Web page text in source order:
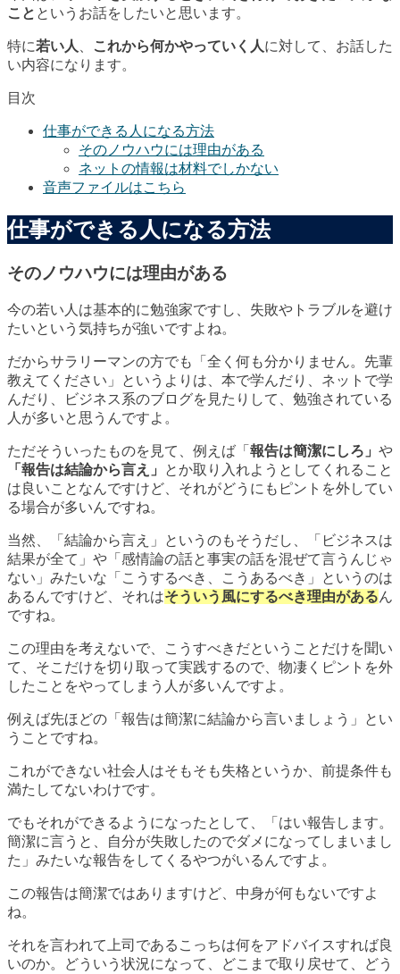
こと というお話をしたいと思います。
特に若い人 これから何かやっていく人に対して、お話した
い内容になります。
目次
仕事ができる人になる方法
そのノウハウには理由がある
ネットの情報は材料でしかない
音声ファイルはこちら
仕事ができる人になる方法
そのノウハウには理由がある
今の若い人は基本的に勉強家ですし、失敗やトラブルを避け
たいという気持ちが強いですよね。
だからサラリーマンの方でも「全く何も分かりません。先輩
教えてください」というよりは、本で学んだり、ネットで学
んだり、ビジネス系のブログを見たりして、勉強されている
人が多いと思うんですよ。
ただそういったものを見て、例えば「 報告は簡潔にしろ」 や
「報告は結論から言え」
とか取り入れようとしてくれること
は良いことなんですけど、それがどうにもピントを外してい
る場合が多いんですね。
当然、「結論から言え」というのもそうだし、「ビジネスは
結果が全て」や「感情論の話と事実の話を混ぜて言うんじゃ
ない」みたいな「こうするべき、こうあるべき」というのは
あるんですけど、それはそういう風にするべき理由があるん
ですね。
この理由を考えないで、こうすべきだということだけを聞い
て、そこだけを切り取って実践するので、物凄くピントを外
したことをやってしまう人が多いんですよ。
例えば先ほどの「報告は簡潔に結論から言いましょう」とい
うことですね。
これができない社会人はそもそも失格というか、前提条件も
満たしてないわけです。
でもそれができるようになったとして、「はい報告します。
簡潔に言うと、自分が失敗したのでダメになってしまいまし
た」みたいな報告をしてくるやつがいるんですよ。
この報告は簡潔ではありますけど、中身が何もないですよ
ね。
それを言われて上司であるこっちは何をアドバイスすれば良
いのか。どういう状況になって、どこまで取り戻せて、どう